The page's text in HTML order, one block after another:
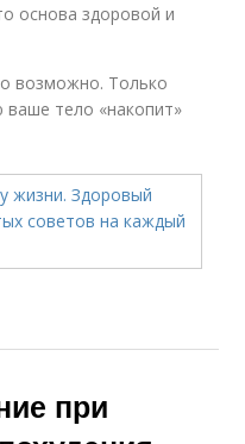
основа здоровой и
возможно. Только
тело «накопит»
при